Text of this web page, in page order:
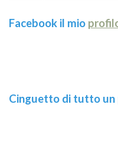
Facebook il mio
Cinguetto di tutto un